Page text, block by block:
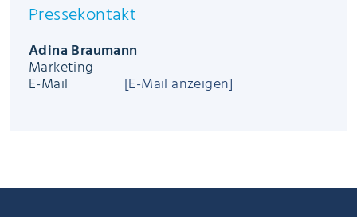
Pressekontakt
Adina Braumann
Marketing
E-Mail [E-Mail anzeigen]